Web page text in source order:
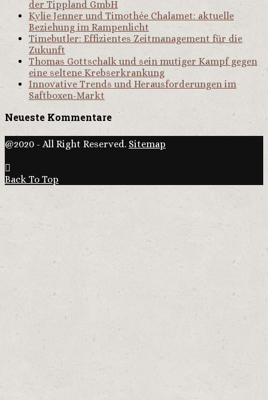
der Tippland GmbH
Kylie Jenner und Timothée Chalamet: aktuelle
Beziehung im Rampenlicht
Timebutler: Effizientes Zeitmanagement für die
Zukunft
Thomas Gottschalk und sein mutiger Kampf gegen
eine seltene Krebserkrankung
Innovative Trends und Herausforderungen im
Saftboxen-Markt
Neueste Kommentare
@2020 - All Right Reserved. Sitemap
Back To Top